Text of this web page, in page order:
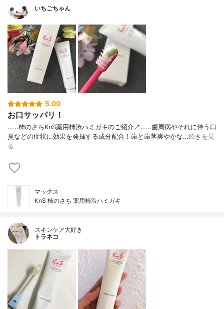
いちごちゃん
5.00
お口サッパリ！
……⁡⁡柿のさち⁡⁡⁡KnS⁡⁡薬用柿渋ハミガキ⁡のご紹介🪥⁡……⁡⁡歯周病やそれに伴う⁡⁡口
臭などの症状に⁡⁡効果を発揮する成分配合！⁡⁡歯と歯茎⁡⁡爽やかな…続きを見
る
マックス
KnS 柿のさち 薬用柿渋ハミガキ
スキンケア大好き
トラネコ